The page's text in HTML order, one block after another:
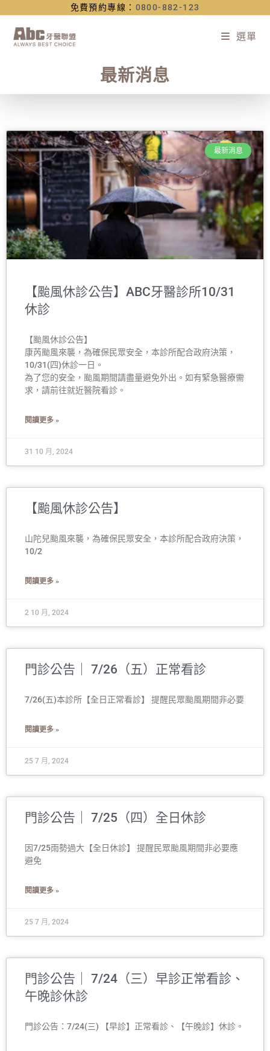
免費預約專線： 0800-882-123
選單
最新消息
最新消息
【颱風休診公告】ABC牙醫診所10/31
休診
【颱風休診公告】
康芮颱風來襲，為確保民眾安全，本診所配合政府決策，
10/31(四)休診一日。
為了您的安全，颱風期間請盡量避免外出。如有緊急醫療需
求，請前往就近醫院看診。
閱讀更多 »
31 10 月, 2024
【颱風休診公告】
山陀兒颱風來襲，為確保民眾安全，本診所配合政府決策，
10/2
閱讀更多 »
2 10 月, 2024
門診公告｜ 7/26（五）正常看診
7/26(五)本診所【全日正常看診】 提醒民眾颱風期間非必要
閱讀更多 »
25 7 月, 2024
門診公告｜ 7/25（四）全日休診
因7/25雨勢過大【全日休診】 提醒民眾颱風期間非必要應
避免
閱讀更多 »
25 7 月, 2024
門診公告｜ 7/24（三）早診正常看診、
午晚診休診
門診公告：7/24(三) 【早診】正常看診、【午晚診】休診。